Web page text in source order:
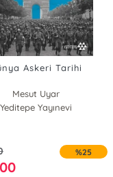
Askeri Tarihi
Mesut Uyar
Yeditepe Yayınevi
%25